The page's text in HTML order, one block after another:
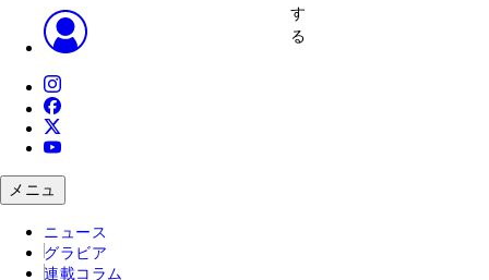
す
る
メニュ
ニュース
グラビア
連載コラム